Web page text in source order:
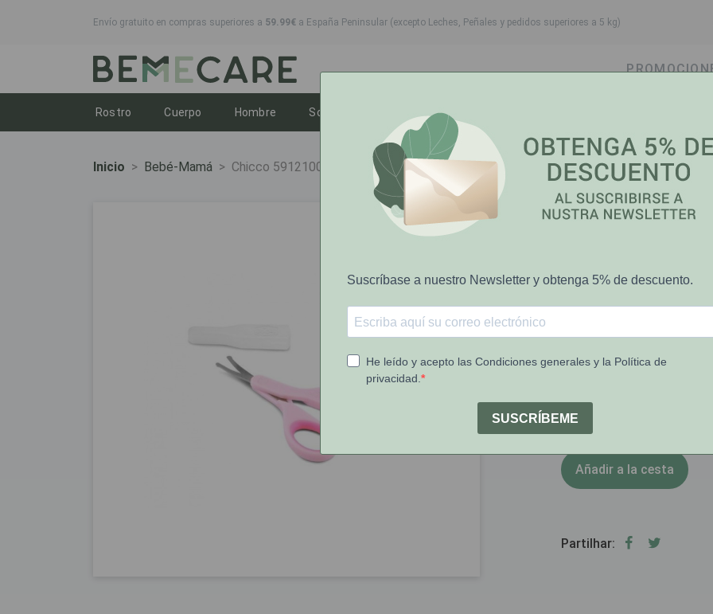
Envío gratuito en compras superiores a 59.99€ a España Peninsular (excepto Leches, Peñales y pedidos superiores a 5 kg)
Rostro Toggle dropdown
Cuerpo Toggle dropdown
Hombre Toggle dropdown
Solares Toggle dropdownToggle dropdown
Inicio Bebé-Mamá Chicco 5912100000 Tijeras para Uñas Rosa
Chicco
Chicco
Rosa
[COD 6316430]
Añadir a la cesta
Partilhar: